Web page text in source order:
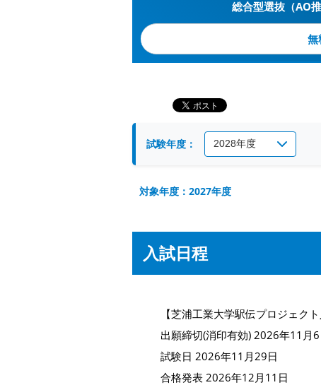
総合型選抜（AO
無
試験年度：
対象年度：2027年度
入試日程
【芝浦工業大学駅伝プロジェクト
出願締切(消印有効) 2026年11月6
試験日 2026年11月29日
合格発表 2026年12月11日